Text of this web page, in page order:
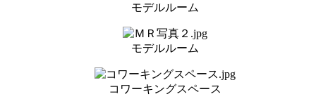
モデルルーム
モデルルーム
コワーキングスペース